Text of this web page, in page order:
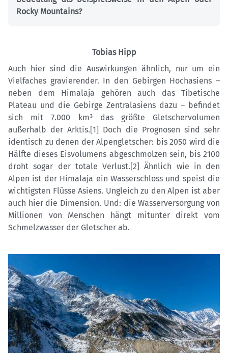
Rocky Mountains?
Tobias Hipp
Auch hier sind die Auswirkungen ähnlich, nur um ein
Vielfaches gravierender. In den Gebirgen Hochasiens –
neben dem Himalaja gehören auch das Tibetische
Plateau und die Gebirge Zentralasiens dazu – befindet
sich mit 7.000 km³ das größte Gletschervolumen
außerhalb der Arktis.[1] Doch die Prognosen sind sehr
identisch zu denen der Alpengletscher: bis 2050 wird die
Hälfte dieses Eisvolumens abgeschmolzen sein, bis 2100
droht sogar der totale Verlust.[2] Ähnlich wie in den
Alpen ist der Himalaja ein Wasserschloss und speist die
wichtigsten Flüsse Asiens. Ungleich zu den Alpen ist aber
auch hier die Dimension. Und: die Wasserversorgung von
Millionen von Menschen hängt mitunter direkt vom
Schmelzwasser der Gletscher ab.